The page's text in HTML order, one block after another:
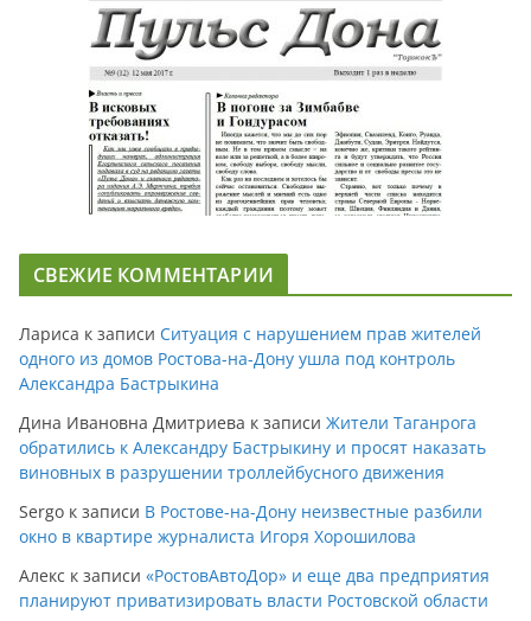
СВЕЖИЕ КОММЕНТАРИИ
Лариса к записи Ситуация с нарушением прав жителей
одного из домов Ростова-на-Дону ушла под контроль
Александра Бастрыкина
Дина Ивановна Дмитриева к записи Жители Таганрога
обратились к Александру Бастрыкину и просят наказать
виновных в разрушении троллейбусного движения
Sergo к записи В Ростове-на-Дону неизвестные разбили
окно в квартире журналиста Игоря Хорошилова
Алекс к записи «РостовАвтоДор» и еще два предприятия
планируют приватизировать власти Ростовской области